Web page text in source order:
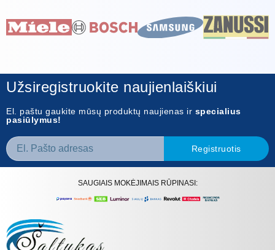
Užsiregistruokite naujienlaiškiui
El. paštu gaukite mūsų produktų naujienas ir specialius
pasiūlymus!
Registruotis
SAUGIAIS MOKĖJIMAIS RŪPINASI: